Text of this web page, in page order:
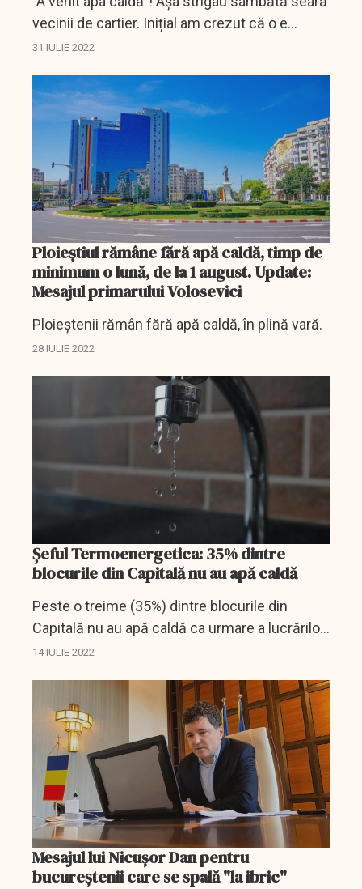
vecinii de cartier. Inițial am crezut că o e
glumă proastă. Dar, minune, chiar se dăduse
31 IULIE 2022
Ploieştiul rămâne fără apă caldă, timp de
minimum o lună, de la 1 august. Update:
Mesajul primarului Volosevici
Ploieştenii rămân fără apă caldă, în plină vară.
28 IULIE 2022
Şeful Termoenergetica: 35% dintre
blocurile din Capitală nu au apă caldă
Peste o treime (35%) dintre blocurile din
Capitală nu au apă caldă ca urmare a lucrărilor
care se fac la reţeaua de termoficare, a
14 IULIE 2022
Mesajul lui Nicuşor Dan pentru
bucureştenii care se spală "la ibric"